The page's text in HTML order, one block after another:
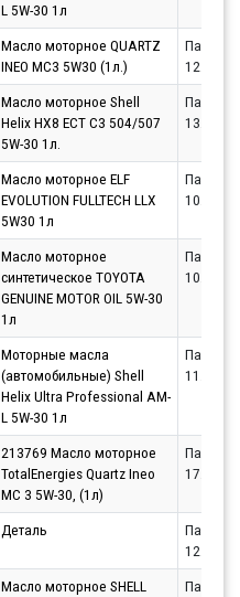
L 5W-30 1л
Масло моторное QUARTZ
INEO MC3 5W30 (1л.)
Партнёр
Масло моторное Shell
Helix HX8 ECT C3 504/507
5W-30 1л.
Партнёр
Масло моторное ELF
EVOLUTION FULLTECH LLX
5W30 1л
Партнёр
Масло моторное
синтетическое TOYOTA
GENUINE MOTOR OIL 5W-30
1л
Партнёр
Моторные масла
(автомобильные) Shell
Helix Ultra Professional AM-
L 5W-30 1л
Партнёр
213769 Масло моторное
TotalEnergies Quartz Ineo
MC 3 5W-30, (1л)
Партнёр
Деталь
Партнёр
Масло моторное SHELL
Партнёр